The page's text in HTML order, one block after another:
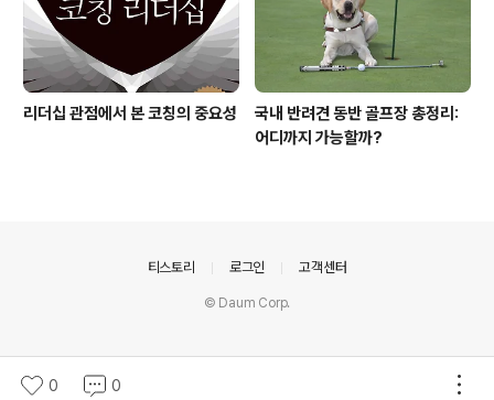
리더십 관점에서 본 코칭의 중요성
국내 반려견 동반 골프장 총정리:
어디까지 가능할까?
0 0
티스토리 로그인 고객센터
© Daum Corp.